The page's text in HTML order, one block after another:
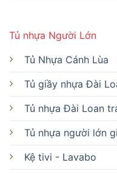
Tủ nhựa Người Lớn
Tủ Nhựa Cánh Lùa
Tủ giầy nhựa Đài
Tủ nhựa Đài Loan
Tủ nhựa người lớn
Kệ tivi - Lavabo